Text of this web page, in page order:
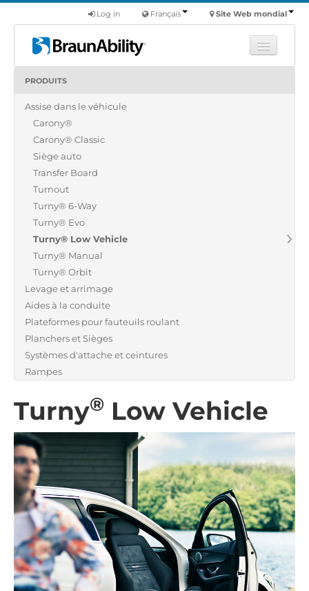
Site Web mondial
Français
Log in
Produits
Véhicules utilitaires
Nous
Trouver un revendeur
PRODUITS
Assise dans le véhicule
Carony®
Carony® Classic
Siège auto
Transfer Board
Turnout
Turny® 6-Way
Turny® Evo
Turny® Low Vehicle
Turny® Manual
Turny® Orbit
Levage et arrimage
Aides à la conduite
Plateformes pour fauteuils roulant
Planchers et Sièges
Systèmes d'attache et ceintures
Rampes
Turny® Low Vehicle